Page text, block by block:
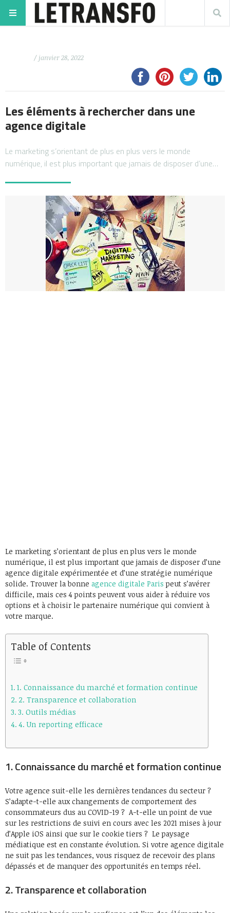
/ janvier 28, 2022
Les éléments à rechercher dans une
agence digitale
Le marketing s’orientant de plus en plus vers le monde
numérique, il est plus important que jamais de disposer d’une…
Le marketing s’orientant de plus en plus vers le monde
numérique, il est plus important que jamais de disposer d’une
agence digitale expérimentée et d’une stratégie numérique
solide. Trouver la bonne agence digitale Paris peut s’avérer
difficile, mais ces 4 points peuvent vous aider à réduire vos
options et à choisir le partenaire numérique qui convient à
votre marque.
Table of Contents
1. Connaissance du marché et formation continue
2. Transparence et collaboration
3. Outils médias
4. Un reporting efficace
1. Connaissance du marché et formation continue
Votre agence suit-elle les dernières tendances du secteur ?
S’adapte-t-elle aux changements de comportement des
consommateurs dus au COVID-19 ? A-t-elle un point de vue
sur les restrictions de suivi en cours avec les 2021 mises à jour
d’Apple iOS ainsi que sur le cookie tiers ? Le paysage
médiatique est en constante évolution. Si votre agence digitale
ne suit pas les tendances, vous risquez de recevoir des plans
dépassés et de manquer des opportunités en temps réel.
2. Transparence et collaboration